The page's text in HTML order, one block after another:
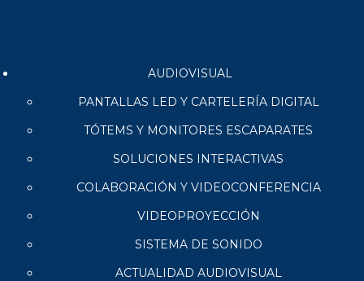
AUDIOVISUAL
PANTALLAS LED Y CARTELERÍA DIGITAL
TÓTEMS Y MONITORES ESCAPARATES
SOLUCIONES INTERACTIVAS
COLABORACIÓN Y VIDEOCONFERENCIA
VIDEOPROYECCIÓN
SISTEMA DE SONIDO
ACTUALIDAD AUDIOVISUAL